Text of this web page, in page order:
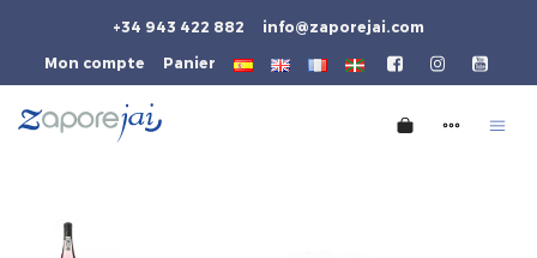
+34 943 422 882 info@zaporejai.com
Mon compte Panier